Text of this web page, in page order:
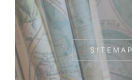
SITEMAP